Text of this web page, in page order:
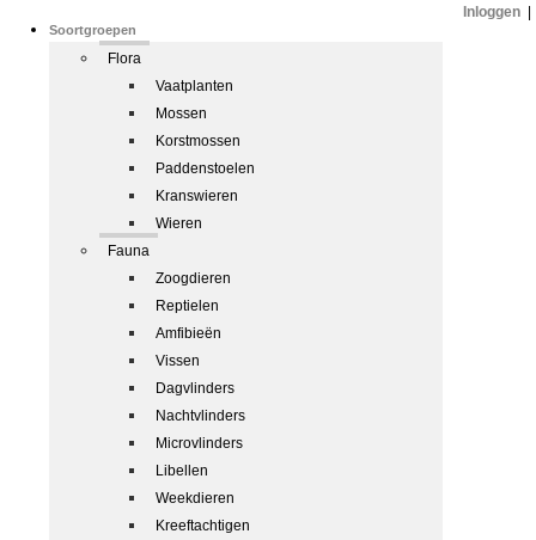
Soortgroepen
Flora
Vaatplanten
Mossen
Korstmossen
Paddenstoelen
Kranswieren
Wieren
Fauna
Zoogdieren
Reptielen
Amfibieën
Vissen
Dagvlinders
Nachtvlinders
Microvlinders
Libellen
Weekdieren
Kreeftachtigen
Inloggen